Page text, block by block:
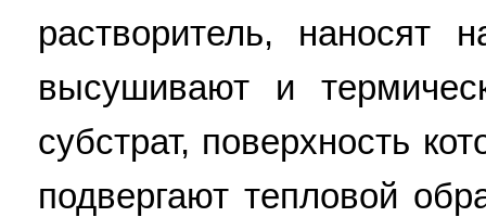
растворитель, наносят
высушивают и
субстрат, поверхность
подвергают тепловой